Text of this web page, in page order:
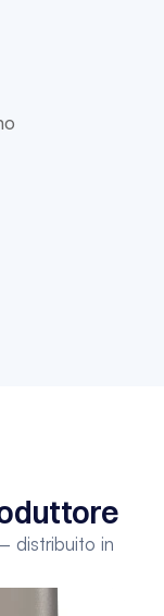
distribuito in